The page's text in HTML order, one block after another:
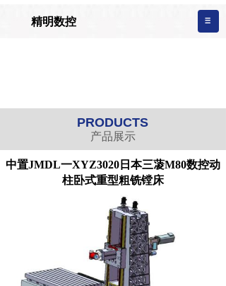
PRODUCTS
产品展示
中置JMDL一XYZ3020日本三蓤M80数控动
柱卧式重型粗铣镗床
精明数控